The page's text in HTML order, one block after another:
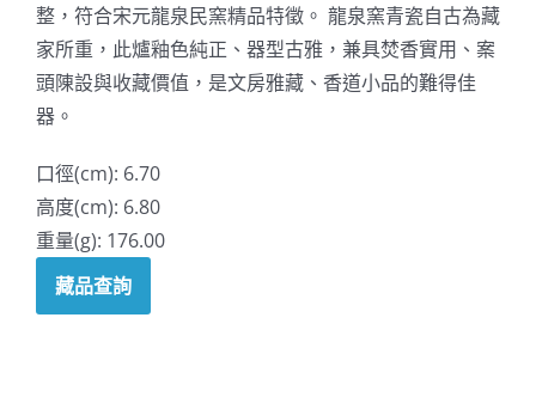
整，符合宋元龍泉民窯精品特徵。 龍泉窯青瓷自古為藏
家所重，此爐釉色純正、器型古雅，兼具焚香實用、案
頭陳設與收藏價值，是文房雅藏、香道小品的難得佳
器。
口徑(cm): 6.70
高度(cm): 6.80
重量(g): 176.00
藏品查詢